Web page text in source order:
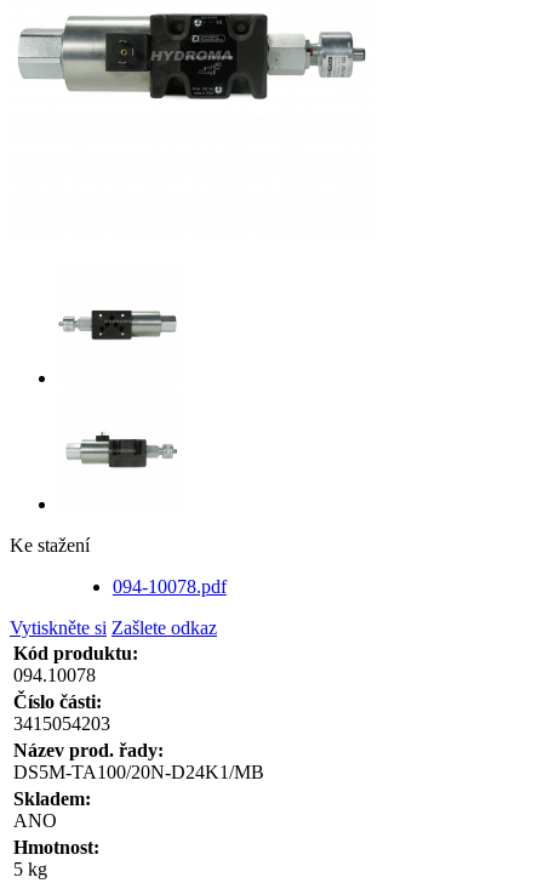
Ke stažení
094-10078.pdf
Vytiskněte si Zašlete odkaz
Kód produktu:
094.10078
Číslo části:
3415054203
Název prod. řady:
DS5M-TA100/20N-D24K1/MB
Skladem:
ANO
Hmotnost:
5 kg